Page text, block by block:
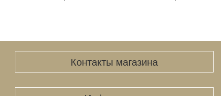
Контакты магазина